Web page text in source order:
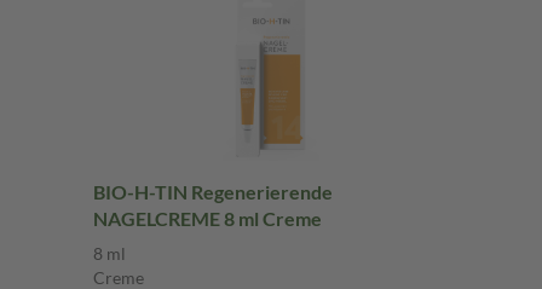
BIO-H-TIN Regenerierende
NAGELCREME 8 ml Creme
8 ml
Creme